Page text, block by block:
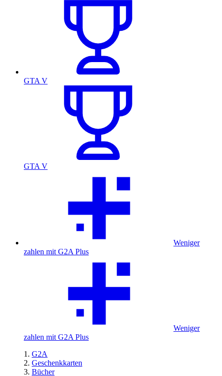
GTA V
GTA V
Weniger
zahlen mit G2A Plus
Weniger
zahlen mit G2A Plus
G2A
Geschenkkarten
Bücher